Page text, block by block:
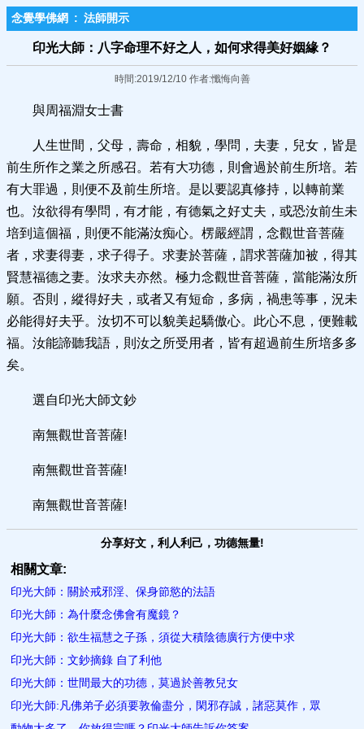
念覺學佛網 : 法師開示
印光大師：八字命理不好之人，如何求得美好姻緣？
時間:2019/12/10 作者:懺悔向善
與周福淵女士書
人生世間，父母，壽命，相貌，學問，夫妻，兒女，皆是
前生所作之業之所感召。若有大功德，則會過於前生所培。若
有大罪過，則便不及前生所培。是以要認真修持，以轉前業
也。汝欲得有學問，有才能，有德氣之好丈夫，或恐汝前生未
培到這個福，則便不能滿汝痴心。楞嚴經謂，念觀世音菩薩
者，求妻得妻，求子得子。求妻於菩薩，謂求菩薩加被，得其
賢慧福德之妻。汝求夫亦然。極力念觀世音菩薩，當能滿汝所
願。否則，縱得好夫，或者又有短命，多病，禍患等事，況未
必能得好夫乎。汝切不可以貌美起驕傲心。此心不息，便難載
福。汝能諦聽我語，則汝之所受用者，皆有超過前生所培多多
矣。
選自印光大師文鈔
南無觀世音菩薩!
南無觀世音菩薩!
南無觀世音菩薩!
分享好文，利人利己，功德無量!
相關文章:
印光大師：關於戒邪淫、保身節慾的法語
印光大師：為什麼念佛會有魔鏡？
印光大師：欲生福慧之子孫，須從大積陰德廣行方便中求
印光大師：文鈔摘錄 自了利他
印光大師：世間最大的功德，莫過於善教兒女
印光大師:凡佛弟子必須要敦倫盡分，閑邪存誠，諸惡莫作，眾